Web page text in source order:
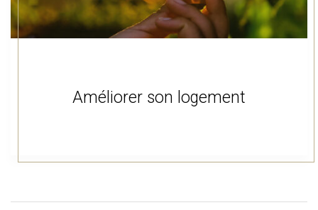
Améliorer son logement